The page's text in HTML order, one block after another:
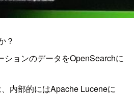
？
ションのデータをOpenSearchに
内部的にはApache Luceneに